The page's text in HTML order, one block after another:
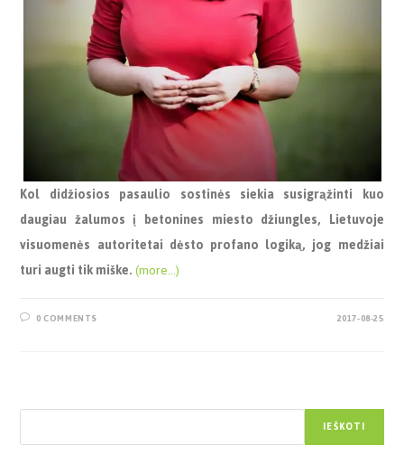
Kol didžiosios pasaulio sostinės siekia susigrąžinti kuo
daugiau žalumos į betonines miesto džiungles, Lietuvoje
visuomenės autoritetai dėsto profano logiką, jog medžiai
turi augti tik miške.(more…)
0 COMMENTS 2017-08-25
IEŠKOTI